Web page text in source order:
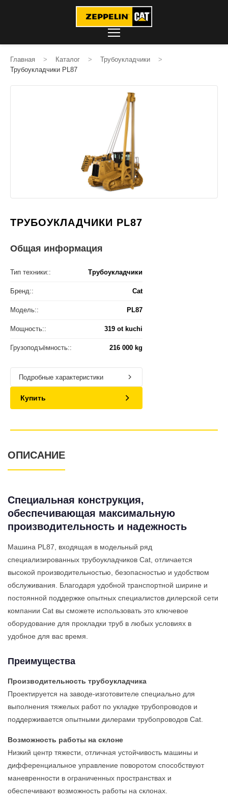
Главная > Каталог > Трубоукладчики
>
Трубоукладчики PL87
ТРУБОУКЛАДЧИКИ PL87
Общая информация
Тип техники:: Трубоукладчики
Бренд:: Cat
Модель:: PL87
Мощность:: 319 ot kuchi
Грузоподъёмность:: 216 000 kg
Подробные характеристики
Купить
ОПИСАНИЕ
Специальная конструкция,
обеспечивающая максимальную
производительность и надежность
Машина PL87, входящая в модельный ряд
специализированных трубоукладчиков Cat, отличается
высокой производительностью, безопасностью и удобством
обслуживания. Благодаря удобной транспортной ширине и
постоянной поддержке опытных специалистов дилерской сети
компании Cat вы сможете использовать это ключевое
оборудование для прокладки труб в любых условиях в
удобное для вас время.
Преимущества
Производительность трубоукладчика
Проектируется на заводе-изготовителе специально для
выполнения тяжелых работ по укладке трубопроводов и
поддерживается опытными дилерами трубопроводов Cat.
Возможность работы на склоне
Низкий центр тяжести, отличная устойчивость машины и
дифференциальное управление поворотом способствуют
маневренности в ограниченных пространствах и
обеспечивают возможность работы на склонах.